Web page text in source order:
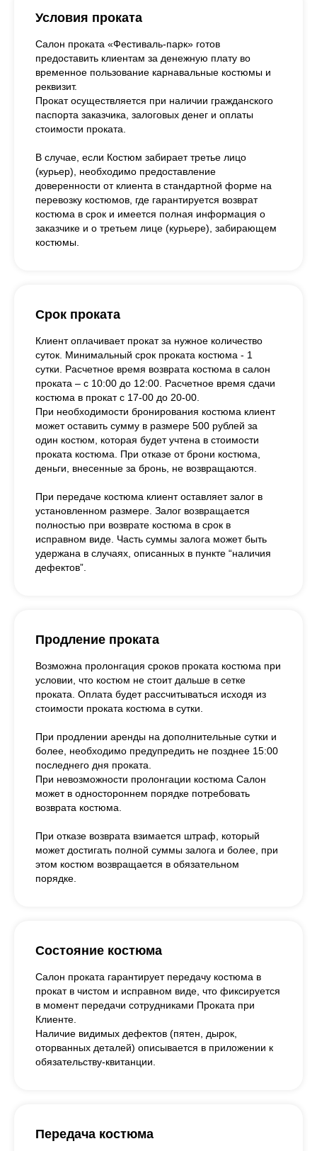
Условия проката
Салон проката «Фестиваль-парк» готов
предоставить клиентам за денежную плату во
временное пользование карнавальные костюмы и
реквизит.
Прокат осуществляется при наличии гражданского
паспорта заказчика, залоговых денег и оплаты
стоимости проката.
В случае, если Костюм забирает третье лицо
(курьер), необходимо предоставление
доверенности от клиента в стандартной форме на
перевозку костюмов, где гарантируется возврат
костюма в срок и имеется полная информация о
заказчике и о третьем лице (курьере), забирающем
костюмы.
Срок проката
Клиент оплачивает прокат за нужное количество
суток. Минимальный срок проката костюма - 1
сутки. Расчетное время возврата костюма в салон
проката – с 10:00 до 12:00. Расчетное время сдачи
костюма в прокат с 17-00 до 20-00.
При необходимости бронирования костюма клиент
может оставить сумму в размере 500 рублей за
один костюм, которая будет учтена в стоимости
проката костюма. При отказе от брони костюма,
деньги, внесенные за бронь, не возвращаются.
При передаче костюма клиент оставляет залог в
установленном размере. Залог возвращается
полностью при возврате костюма в срок в
исправном виде. Часть суммы залога может быть
удержана в случаях, описанных в пункте “наличия
дефектов”.
Продление проката
Возможна пролонгация сроков проката костюма при
условии, что костюм не стоит дальше в сетке
проката. Оплата будет рассчитываться исходя из
стоимости проката костюма в сутки.
При продлении аренды на дополнительные сутки и
более, необходимо предупредить не позднее 15:00
последнего дня проката.
При невозможности пролонгации костюма Салон
может в одностороннем порядке потребовать
возврата костюма.
При отказе возврата взимается штраф, который
может достигать полной суммы залога и более, при
этом костюм возвращается в обязательном
порядке.
Состояние костюма
Салон проката гарантирует передачу костюма в
прокат в чистом и исправном виде, что фиксируется
в момент передачи сотрудниками Проката при
Клиенте.
Наличие видимых дефектов (пятен, дырок,
оторванных деталей) описывается в приложении к
обязательству-квитанции.
Передача костюма